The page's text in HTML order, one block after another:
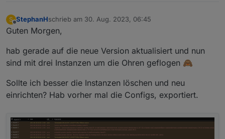
S
Offline
StephanHschrieb am 30. Aug. 2023, 06:45
zuletzt editiert von
Guten Morgen,
hab gerade auf die neue Version aktualisiert und nun
sind mit drei Instanzen um die Ohren geflogen 🙈
Sollte ich besser die Instanzen löschen und neu
einrichten? Hab vorher mal die Configs, exportiert.